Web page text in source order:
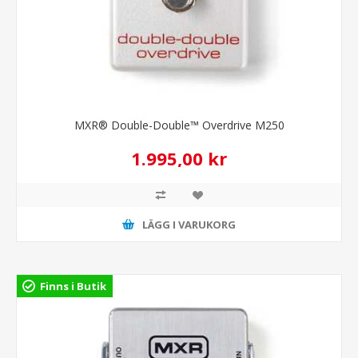
MXR® Double-Double™ Overdrive M250
1.995,00 kr
LÄGG I VARUKORG
Finns i Butik